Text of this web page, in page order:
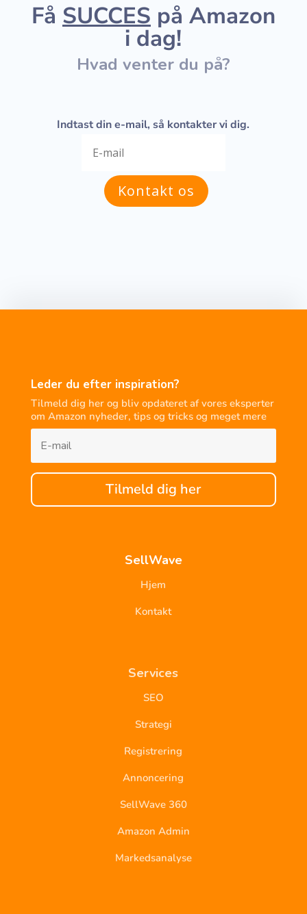
Få SUCCESpå Amazon
i dag!
Hvad venter du på?
Indtast din e-mail, så kontakter vi dig.
Kontakt os
Leder du efter inspiration?
Tilmeld dig her og bliv opdateret af vores eksperter
om Amazon nyheder, tips og tricks og meget mere
Tilmeld dig her
SellWave
Hjem
Kontakt
Services
SEO
Strategi
Registrering
Annoncering
SellWave 360
Amazon Admin
Markedsanalyse